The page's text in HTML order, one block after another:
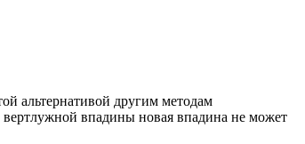
альтернативой другим методам
вертлужной впадины новая впадина не может